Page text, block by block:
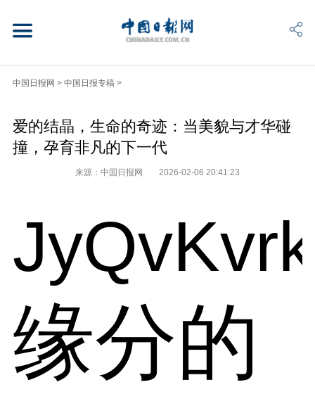
中国日报网 > 中国日报专稿 >
爱的结晶，生命的奇迹：当美貌与才华碰
撞，孕育非凡的下一代
来源：中国日报网 2026-02-06 20:41:23
缘分的